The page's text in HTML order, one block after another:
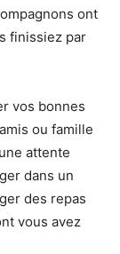
ont
finissiez par
vos bonnes
ou famille
attente
dans un
des repas
vous avez